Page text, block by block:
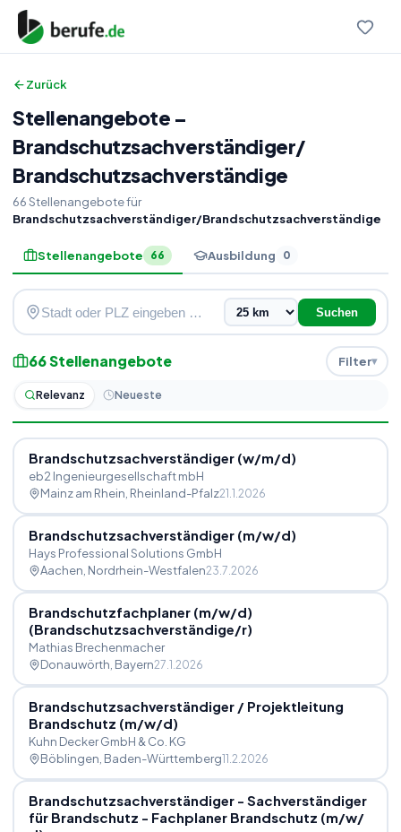
Zurück
Stellenangebote –
Brandschutzsachverständiger/
Brandschutzsachverständige
66Stellenangebotefür
Brandschutzsachverständiger/Brandschutzsachverständige
Stellenangebote 66 Ausbildung 0
Suchen
66Stellenangebote
Relevanz Neueste
Filter
Brandschutzsachverständiger (w/m/d)
eb2 Ingenieurgesellschaft mbH
Mainz am Rhein , Rheinland-Pfalz21.1.2026
Brandschutzsachverständiger (m/w/d)
Hays Professional Solutions GmbH
Aachen , Nordrhein-Westfalen23.7.2026
Brandschutzfachplaner (m/w/d)
(Brandschutzsachverständige/r)
Mathias Brechenmacher
Donauwörth , Bayern27.1.2026
Brandschutzsachverständiger /Projektleitung
Brandschutz (m/w/d)
Kuhn Decker GmbH & Co. KG
Böblingen , Baden-Württemberg11.2.2026
Brandschutzsachverständiger - Sachverständiger
für Brandschutz - Fachplaner Brandschutz (m/w/